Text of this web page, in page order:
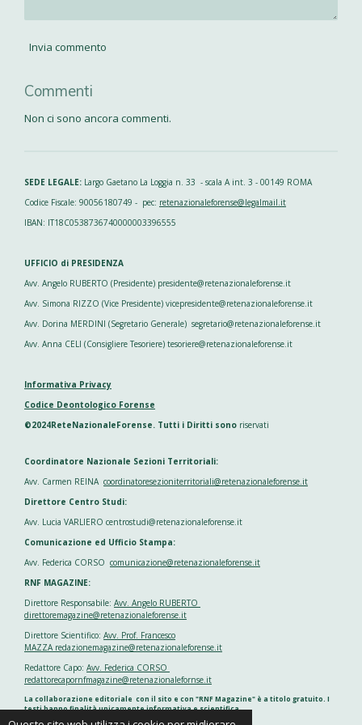
Invia commento
Commenti
Non ci sono ancora commenti.
SEDE LEGALE: Largo Gaetano La Loggia n. 33 - scala A int. 3 - 00149 ROMA
Codice Fiscale: 90056180749 - pec: retenazionaleforense@legalmail.it
IBAN: IT18C0538736740000003396555
UFFICIO di PRESIDENZA
Avv. Angelo RUBERTO (Presidente) presidente@retenazionaleforense.it
Avv. Simona RIZZO (Vice Presidente) vicepresidente@retenazionaleforense.it
Avv. Dorina MERDINI (Segretario Generale) segretario@retenazionaleforense.it
Avv. Anna CELI (Consigliere Tesoriere) tesoriere@retenazionaleforense.it
Informativa Privacy
Codice Deontologico Forense
©2024ReteNazionaleForense. Tutti i Diritti sono riservati
Coordinatore Nazionale Sezioni Territoriali:
Avv. Carmen REINA coordinatoresezioniterritoriali@retenazionaleforense.it
Direttore Centro Studi:
Avv. Lucia VARLIERO centrostudi@retenazionaleforense.it
Comunicazione ed Ufficio Stampa:
Avv. Federica CORSO comunicazione@retenazionaleforense.it
RNF MAGAZINE:
Direttore Responsabile: Avv. Angelo RUBERTO
direttoremagazine@retenazionaleforense.it
Direttore Scientifico: Avv. Prof. Francesco
MAZZA redazionemagazine@retenazionaleforense.it
Redattore Capo: Avv. Federica CORSO
redattorecapornfmagazine@retenazionalefornse.it
La collaborazione editoriale con il sito e con "RNF Magazine" è a titolo gratuito. I
testi hanno finalità unicamente informativa e scientifica